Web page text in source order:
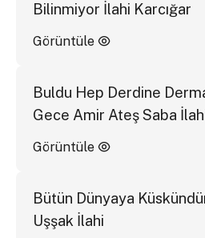
Bilinmiyor İlahi Karcığar
Görüntüle
Buldu Hep Derdine
Gece Amir Ateş Saba
Görüntüle
Bütün Dünyaya
Uşşak İlahi